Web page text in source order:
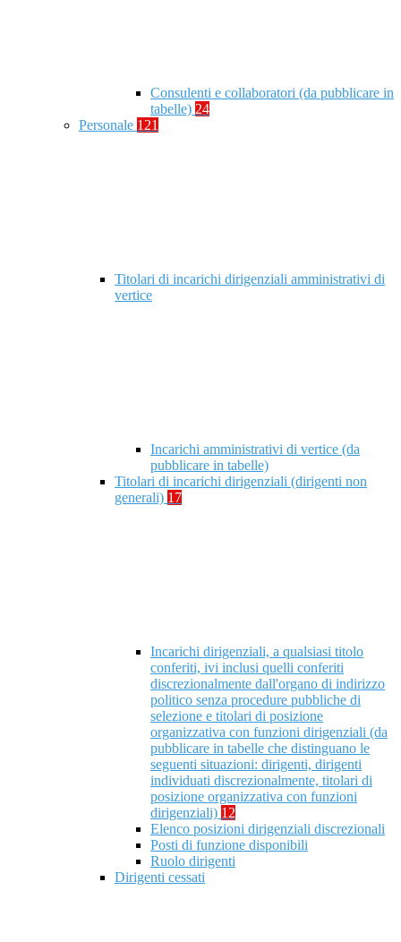
Consulenti e collaboratori (da pubblicare in
tabelle) 24
Personale 121
Titolari di incarichi dirigenziali amministrativi di
vertice
Incarichi amministrativi di vertice (da
pubblicare in tabelle)
Titolari di incarichi dirigenziali (dirigenti non
generali) 17
Incarichi dirigenziali, a qualsiasi titolo
conferiti, ivi inclusi quelli conferiti
discrezionalmente dall'organo di indirizzo
politico senza procedure pubbliche di
selezione e titolari di posizione
organizzativa con funzioni dirigenziali (da
pubblicare in tabelle che distinguano le
seguenti situazioni: dirigenti, dirigenti
individuati discrezionalmente, titolari di
posizione organizzativa con funzioni
dirigenziali) 12
Elenco posizioni dirigenziali discrezionali
Posti di funzione disponibili
Ruolo dirigenti
Dirigenti cessati